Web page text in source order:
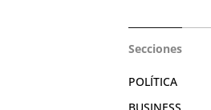
Secciones
POLÍTICA
BUSINESS